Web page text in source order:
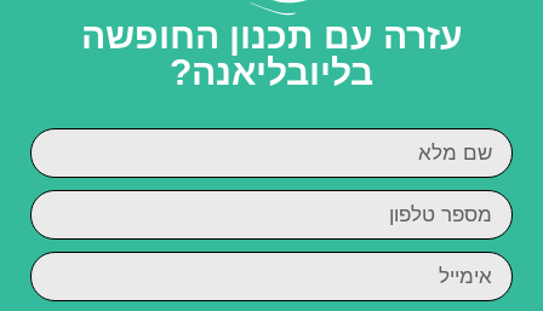
עזרה עם תכנון החופשה
בליובליאנה?